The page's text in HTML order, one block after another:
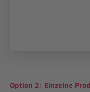
Option 2: Einzelne